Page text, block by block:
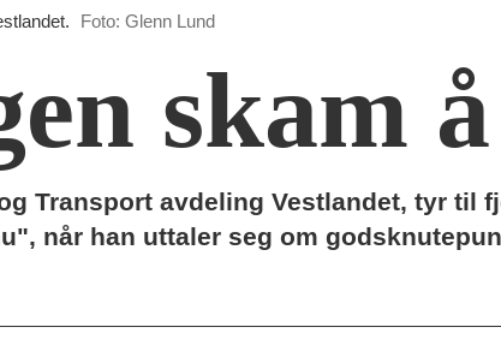
Foto: Glenn Lund
skam
Transport avdeling Vestlandet, tyr til
når han uttaler seg om